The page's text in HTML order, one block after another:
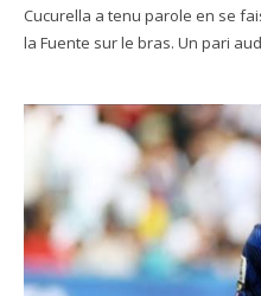
Cucurella a tenu parole en se
la Fuente sur le bras. Un pari